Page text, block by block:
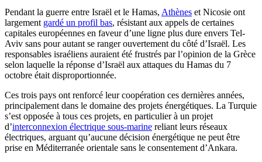
Pendant la guerre entre Israël et le Hamas, Athènes et Nicosie ont
largement gardé un profil bas, résistant aux appels de certaines
capitales européennes en faveur d’une ligne plus dure envers Tel-
Aviv sans pour autant se ranger ouvertement du côté d’Israël. Les
responsables israéliens auraient été frustrés par l’opinion de la Grèce
selon laquelle la réponse d’Israël aux attaques du Hamas du 7
octobre était disproportionnée.
Ces trois pays ont renforcé leur coopération ces dernières années,
principalement dans le domaine des projets énergétiques. La Turquie
s’est opposée à tous ces projets, en particulier à un projet
d’interconnexion électrique sous-marine reliant leurs réseaux
électriques, arguant qu’aucune décision énergétique ne peut être
prise en Méditerranée orientale sans le consentement d’Ankara.